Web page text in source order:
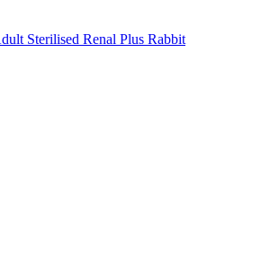
Sterilised Renal Plus Rabbit